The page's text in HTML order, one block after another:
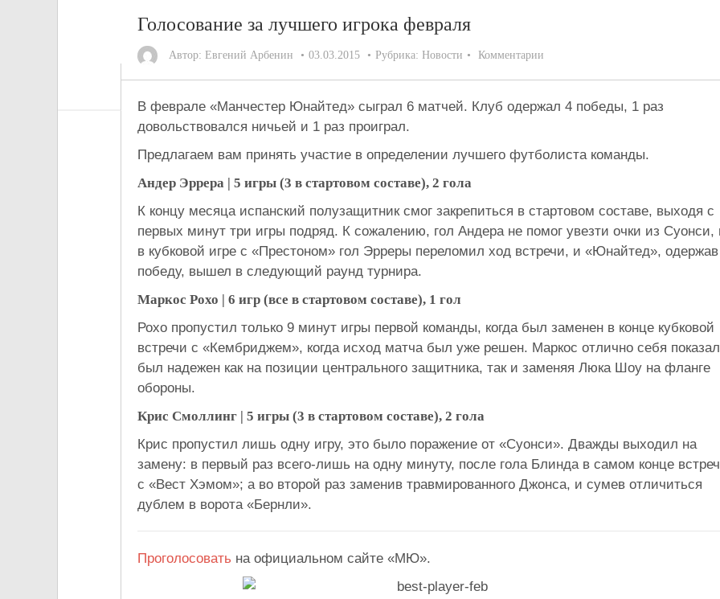
Голосование за лучшего игрока февраля
Автор: Евгений Арбенин 03.03.2015 Рубрика: Новости Комментарии
В феврале «Манчестер Юнайтед» сыграл 6 матчей. Клуб одержал 4 победы, 1 раз
довольствовался ничьей и 1 раз проиграл.
Предлагаем вам принять участие в определении лучшего футболиста команды.
Андер Эррера | 5 игры (3 в стартовом составе), 2 гола
К концу месяца испанский полузащитник смог закрепиться в стартовом составе, выходя с
первых минут три игры подряд. К сожалению, гол Андера не помог увезти очки из Суонси,
в кубковой игре с «Престоном» гол Эрреры переломил ход встречи, и «Юнайтед», одержав
победу, вышел в следующий раунд турнира.
Маркос Рохо | 6 игр (все в стартовом составе), 1 гол
Рохо пропустил только 9 минут игры первой команды, когда был заменен в конце кубковой
встречи с «Кембриджем», когда исход матча был уже решен. Маркос отлично себя
был надежен как на позиции центрального защитника, так и заменяя Люка Шоу на фланге
обороны.
Крис Смоллинг | 5 игры (3 в стартовом составе), 2 гола
Крис пропустил лишь одну игру, это было поражение от «Суонси». Дважды выходил на
замену: в первый раз всего-лишь на одну минуту, после гола Блинда в самом конце
с «Вест Хэмом»; а во второй раз заменив травмированного Джонса, и сумев отличиться
дублем в ворота «Бернли».
Проголосовать на официальном сайте «МЮ».